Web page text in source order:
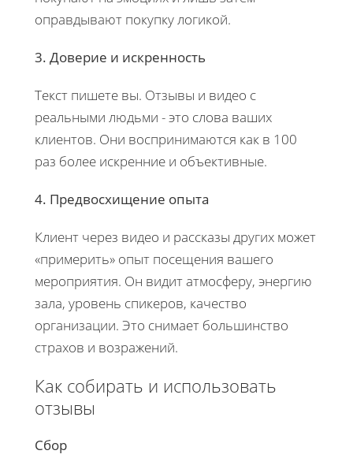
оправдывают покупку логикой.
3. Доверие и искренность
Текст пишете вы. Отзывы и видео с
реальными людьми - это слова ваших
клиентов. Они воспринимаются как в 100
раз более искренние и объективные.
4. Предвосхищение опыта
Клиент через видео и рассказы других может
«примерить» опыт посещения вашего
мероприятия. Он видит атмосферу, энергию
зала, уровень спикеров, качество
организации. Это снимает большинство
страхов и возражений.
Как собирать и использовать
отзывы
Сбор